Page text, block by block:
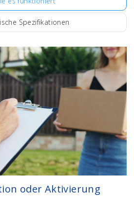
Spezifikationen
oder Aktivierung